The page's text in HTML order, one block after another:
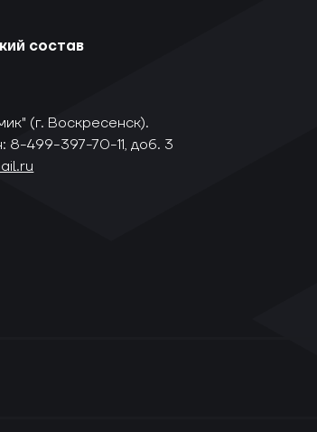
состав
(г. Воскресенск).
8-499-397-70-11, доб. 3